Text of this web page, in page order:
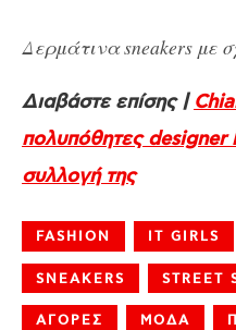
Δερμάτινα sneakers με
Διαβάστε επίσης |
πολυπόθητες designer
συλλογή της
FASHION IT GIRLS
SNEAKERS STREET
ΑΓΟΡΕΣ ΜΟΔΑ